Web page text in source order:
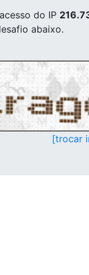
do IP
abaixo.
[trocar